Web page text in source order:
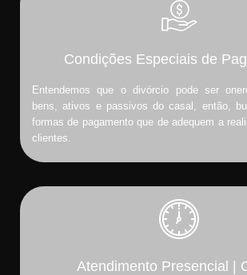
Condições Especiais de
Entendemos que o divórcio pode ser
bens, ativos e passivos do casal, então,
formas de pagamento que de adequem a
clientes.
Atendimento Presencial |